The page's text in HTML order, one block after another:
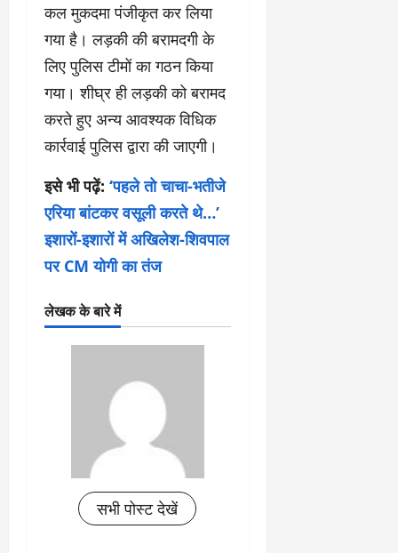
कल मुकदमा पंजीकृत कर लिया
गया है। लड़की की बरामदगी के
लिए पुलिस टीमों का गठन किया
गया। शीघ्र ही लड़की को बरामद
करते हुए अन्य आवश्यक विधिक
कार्रवाई पुलिस द्वारा की जाएगी।
इसे भी पढ़ें: ‘पहले तो चाचा-भतीजे
एरिया बांटकर वसूली करते थे…’
इशारों-इशारों में अखिलेश-शिवपाल
पर CM योगी का तंज
लेखक के बारे में
सभी पोस्ट देखें